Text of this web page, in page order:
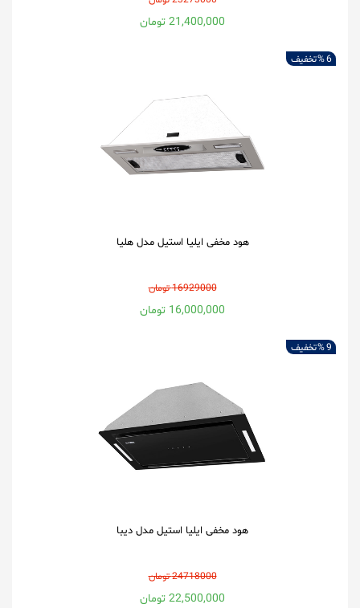
21,400,000 تومان
6 % تخفیف
هود مخفی ایلیا استیل مدل هلیا
16929000 تومان
16,000,000 تومان
9 % تخفیف
هود مخفی ایلیا استیل مدل دیبا
24718000 تومان
22,500,000 تومان